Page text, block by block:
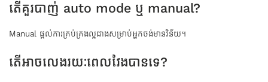
តើគួរបាញ់ auto mode ឬ manual?
Manual ផ្តល់ការគ្រប់គ្រងល្អជាងសម្រាប់អ្នកចង់មានវិន័យ។
តើអាចលេងរយៈពេលវែងបានទេ?